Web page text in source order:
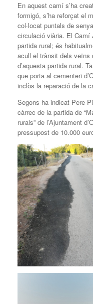
En aquest camí s’ha
formigó, s’ha reforçat el
col·locat puntals de
circulació viària. El Camí
partida rural; és
acull el trànsit dels veïns
d’aquesta partida rural.
que porta al cementeri
inclòs la reparació de la
Segons ha indicat Pere
càrrec de la partida de
rurals” de l’Ajuntament
pressupost de 10.000